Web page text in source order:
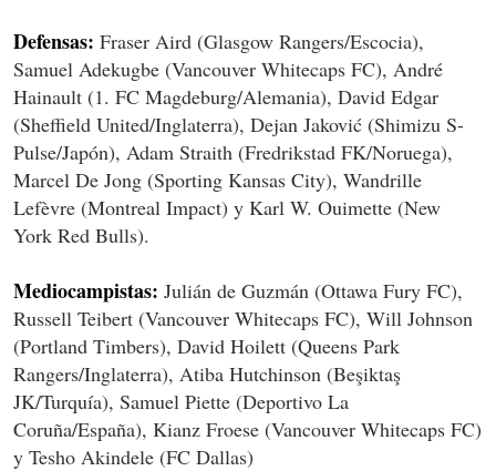
Defensas: Fraser Aird (Glasgow Rangers/Escocia),
Samuel Adekugbe (Vancouver Whitecaps FC), André
Hainault (1. FC Magdeburg/Alemania), David Edgar
(Sheffield United/Inglaterra), Dejan Jaković (Shimizu S-
Pulse/Japón), Adam Straith (Fredrikstad FK/Noruega),
Marcel De Jong (Sporting Kansas City), Wandrille
Lefèvre (Montreal Impact) y Karl W. Ouimette (New
York Red Bulls).
Mediocampistas: Julián de Guzmán (Ottawa Fury FC),
Russell Teibert (Vancouver Whitecaps FC), Will Johnson
(Portland Timbers), David Hoilett (Queens Park
Rangers/Inglaterra), Atiba Hutchinson (Beşiktaş
JK/Turquía), Samuel Piette (Deportivo La
Coruña/España), Kianz Froese (Vancouver Whitecaps FC)
y Tesho Akindele (FC Dallas)